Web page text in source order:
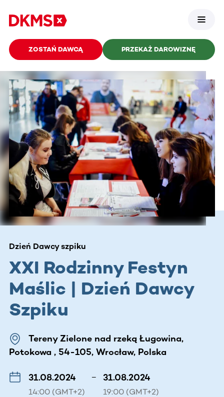
ZOSTAŃ DAWCĄ PRZEKAŻ DAROWIZNĘ
Dzień Dawcy szpiku
XXI Rodzinny Festyn
Maślic | Dzień Dawcy
Szpiku
Tereny Zielone nad rzeką Ługowina,
Potokowa , 54-105, Wrocław, Polska
31.08.2024
14:00 (GMT+2)
– 31.08.2024
19:00 (GMT+2)